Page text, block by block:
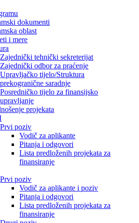
dokumenti
oblast
i mere
Zajednički tehnički sekreterijat
Zajednički odbor za praćenje
Upravljačko tijelo/Struktura
prekogranične saradnje
Posredničko tijelo za finansijsko
upravljanje
projekata
Prvi poziv
Vodič za aplikante
Pitanja i odgovori
Lista predloženih projekata za
finansiranje
Prvi poziv
Vodič za aplikante i poziv
Pitanja i odgovori
Lista predloženih projekata za
finansiranje